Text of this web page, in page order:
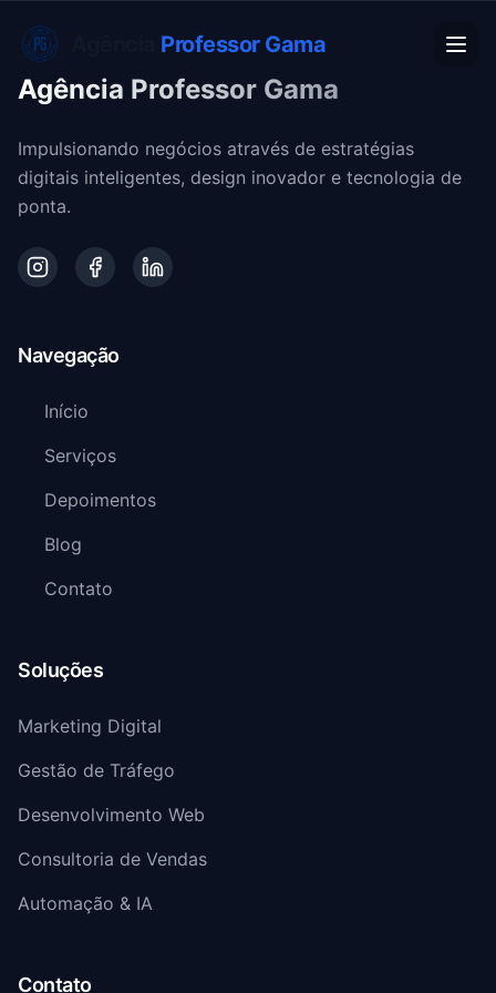
Professor Gama
Agência Professor Gama
Impulsionando negócios através de estratégias
digitais inteligentes, design inovador e tecnologia de
ponta.
Navegação
Início
Serviços
Depoimentos
Blog
Contato
Soluções
Marketing Digital
Gestão de Tráfego
Desenvolvimento Web
Consultoria de Vendas
Automação & IA
Contato